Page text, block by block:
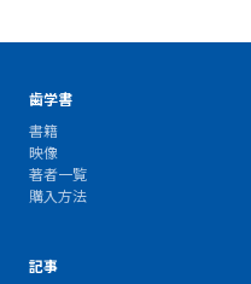
歯学書
書籍
映像
著者一覧
購入方法
記事